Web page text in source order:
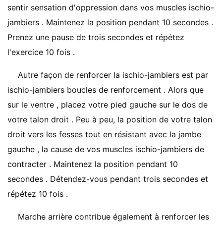
sentir sensation d'oppression dans vos muscles ischio-
jambiers . Maintenez la position pendant 10 secondes .
Prenez une pause de trois secondes et répétez
l'exercice 10 fois .
Autre façon de renforcer la ischio-jambiers est par
ischio-jambiers boucles de renforcement . Alors que
sur le ventre , placez votre pied gauche sur le dos de
votre talon droit . Peu à peu, la position de votre talon
droit vers les fesses tout en résistant avec la jambe
gauche , la cause de vos muscles ischio-jambiers de
contracter . Maintenez la position pendant 10
secondes . Détendez-vous pendant trois secondes et
répétez 10 fois .
Marche arrière contribue également à renforcer les